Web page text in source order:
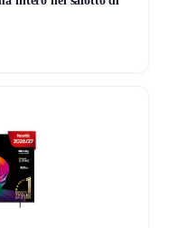
costosi, ma nel
sia con contenuti